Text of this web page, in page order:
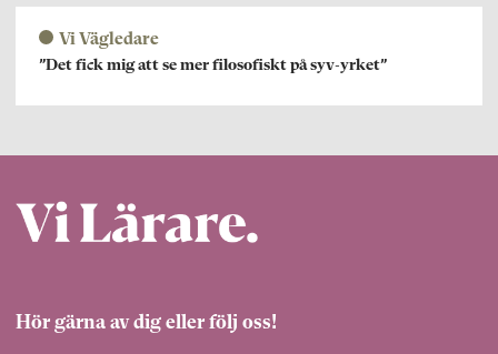
Vi Vägledare
”Det fick mig att se mer filosofiskt på syv-yrket”
Hör gärna av dig eller följ oss!